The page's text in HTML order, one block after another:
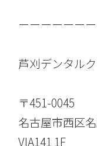
ーーーーーー
芦刈デンタル
〒451-0045
名古屋市西区
VIA141 1F